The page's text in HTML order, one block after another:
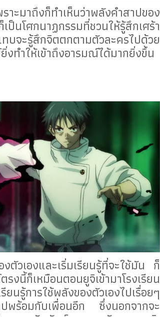
ะมาถึงก็ทำเห็นว่าพลังคำสาปของ
โศกนาฏกรรมที่ชวนให้รู้สึกเศร้า
จะรู้สึกจิตตกตามตัวละครไปด้วย
ทำให้เข้าถึงอารมณ์ได้มากยิ่งขึ้น
เองและเริ่มเรียนรู้ที่จะใช้มัน ก็
รงนี้ก็เหมือนตอนยูจิเข้ามาโรงเรียน
รู้การใช้พลังของตัวเองไปเรื่อยๆ
พร้อมกับเพื่อนอีก ซึ่งนอกจากจะ